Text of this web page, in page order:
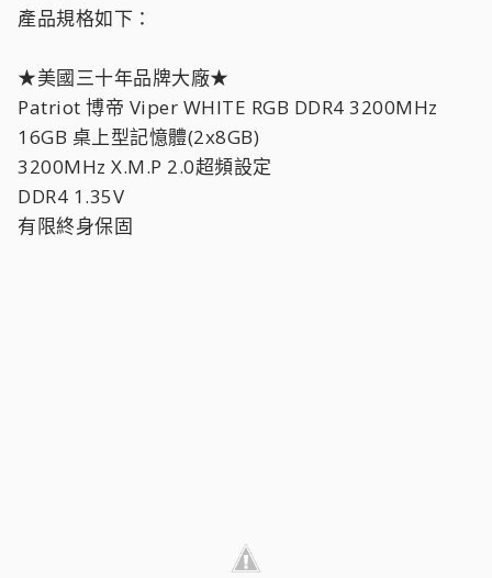
產品規格如下：
★美國三十年品牌大廠★
Patriot 博帝 Viper WHITE RGB DDR4 3200MHz
16GB 桌上型記憶體(2x8GB)
3200MHz X.M.P 2.0超頻設定
DDR4 1.35V
有限終身保固